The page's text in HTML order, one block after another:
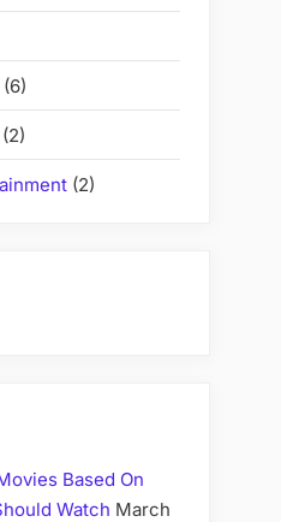
(6)
(2)
(2)
Based On
Watch March